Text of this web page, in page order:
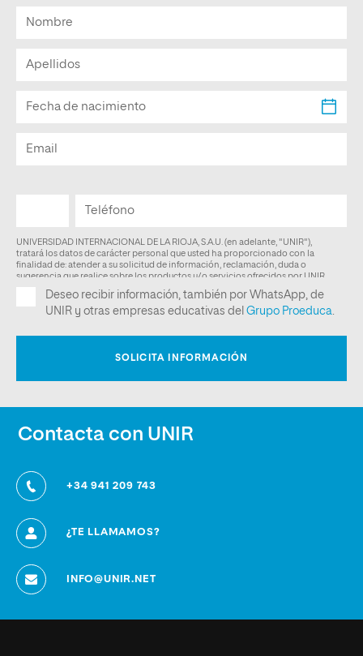
Contacta con UNIR
+34 941 209 743
¿TE LLAMAMOS?
INFO@UNIR.NET